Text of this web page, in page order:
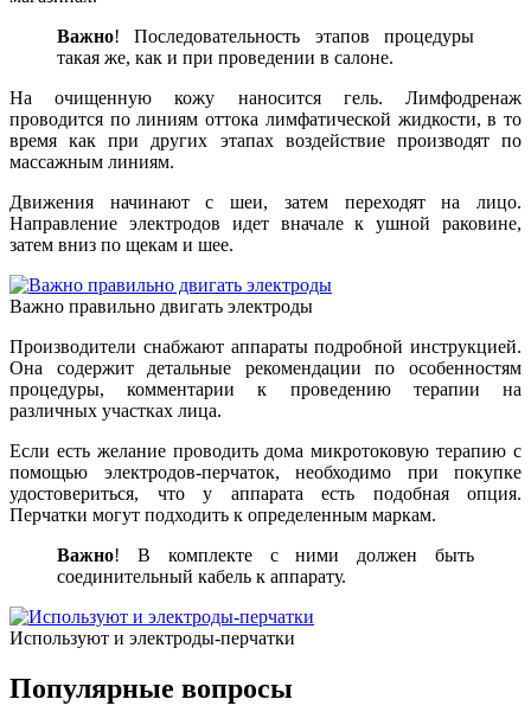
Важно! Последовательность этапов процедуры
такая же, как и при проведении в салоне.
На очищенную кожу наносится гель. Лимфодренаж
проводится по линиям оттока лимфатической жидкости, в то
время как при других этапах воздействие производят по
массажным линиям.
Движения начинают с шеи, затем переходят на лицо.
Направление электродов идет вначале к ушной раковине,
затем вниз по щекам и шее.
Важно правильно двигать электроды
Производители снабжают аппараты подробной инструкцией.
Она содержит детальные рекомендации по особенностям
процедуры, комментарии к проведению терапии на
различных участках лица.
Если есть желание проводить дома микротоковую терапию с
помощью электродов-перчаток, необходимо при покупке
удостовериться, что у аппарата есть подобная опция.
Перчатки могут подходить к определенным маркам.
Важно! В комплекте с ними должен быть
соединительный кабель к аппарату.
Используют и электроды-перчатки
Популярные вопросы